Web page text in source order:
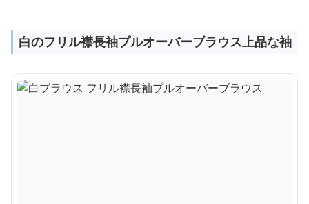
白のフリル襟長袖プルオーバーブラウス上品な袖